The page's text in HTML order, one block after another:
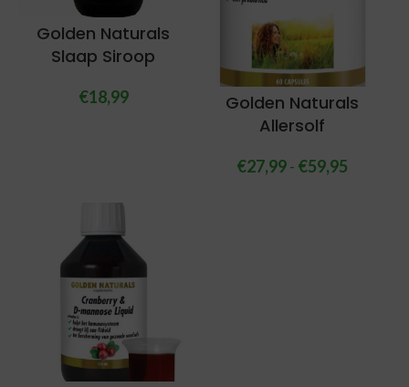
Golden Naturals
Slaap Siroop
€18,99
Golden Naturals
Allersolf
€27,99- €59,95